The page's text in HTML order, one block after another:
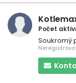
Počet
Soukromý